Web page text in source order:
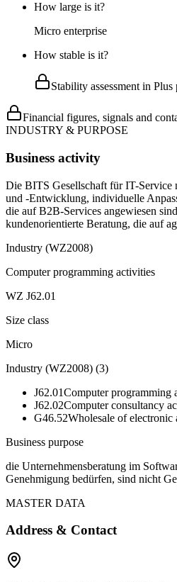
How large is it?
Micro enterprise
How stable is it?
Stability assessment in
Financial figures, signals and
INDUSTRY & PURPOSE
Business activity
Die BITS Gesellschaft für IT-Service
und -Entwicklung, individuelle
die auf B2B-Services angewiesen
kundenorientierte Beratung, die auf
Industry (WZ2008)
Computer programming activities
WZ J62.01
Size class
Micro
Industry (WZ2008) (3)
J62.01Computer programming
J62.02Computer consultancy
G46.52Wholesale of electronic
Business purpose
die Unternehmensberatung im
Genehmigung bedürfen, sind nicht
MASTER DATA
Address & Contact